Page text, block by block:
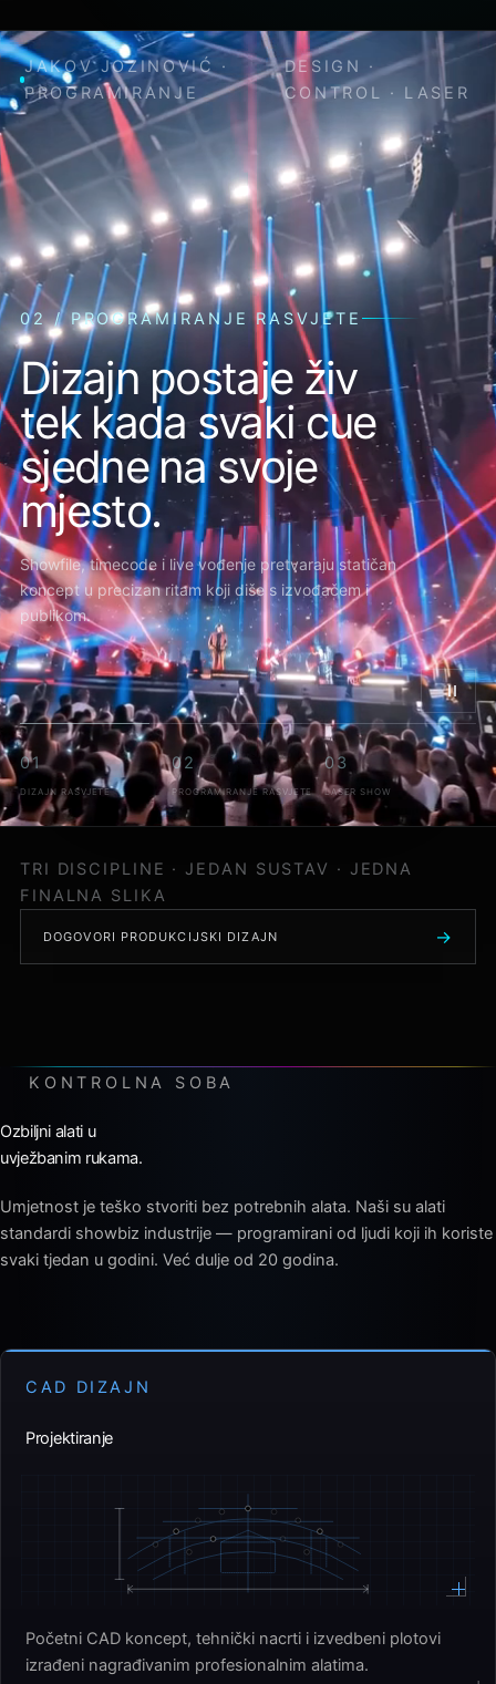
ALEKSANDRA PRIJOVIĆ ·
LASER SHOW
DESIGN ·
CONTROL · LASER
03 / LASER SHOW
Laser ne
dodajemo na
sliku.
Ugrađujemo ga
u nju.
programirani su kao sastavni dio iste scenografije,
glazbe i svjetla.
01
DIZAJN RASVJETE
02
PROGRAMIRANJE RASVJETE
03
LASER SHOW
TRI DISCIPLINE · JEDAN SUSTAV · JEDNA
FINALNA SLIKA
DOGOVORI PRODUKCIJSKI DIZAJN
KONTROLNA SOBA
Ozbiljni alati u
uvježbanim rukama.
Umjetnost je teško stvoriti bez potrebnih alata. Naši su alati
standardi showbiz industrije — programirani od ljudi koji ih koriste
svaki tjedan u godini. Već dulje od 20 godina.
CAD DIZAJN
Projektiranje
Početni CAD koncept, tehnički nacrti i izvedbeni plotovi
izrađeni nagrađivanim profesionalnim alatima.